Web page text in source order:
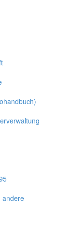
andere